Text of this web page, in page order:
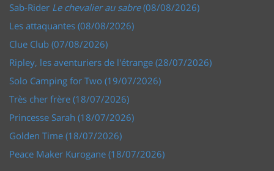
Sab-Rider Le chevalier au sabre(08/08/2026)
Les attaquantes (08/08/2026)
Clue Club (07/08/2026)
Ripley, les aventuriers de l'étrange (28/07/2026)
Solo Camping for Two (19/07/2026)
Très cher frère (18/07/2026)
Princesse Sarah (18/07/2026)
Golden Time (18/07/2026)
Peace Maker Kurogane (18/07/2026)